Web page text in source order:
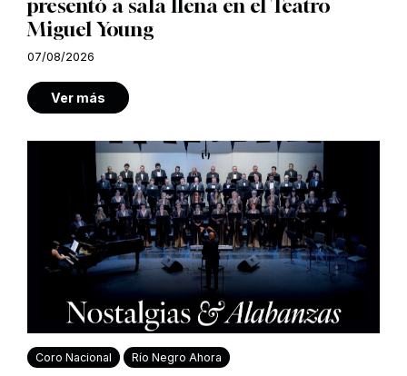
presentó a sala llena en el Teatro
Miguel Young
07/08/2026
Ver más
Coro Nacional Río Negro Ahora